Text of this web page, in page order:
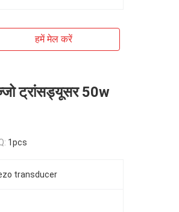
हमें मेल करें
ट्रांसड्यूसर 50w
1pcs
transducer